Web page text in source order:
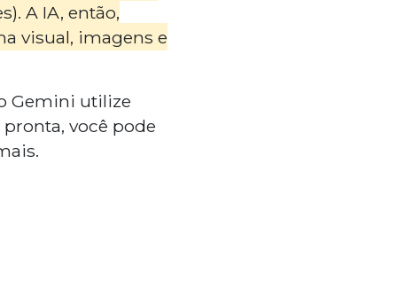
A IA, então,
visual, imagens e
Gemini utilize
você pode